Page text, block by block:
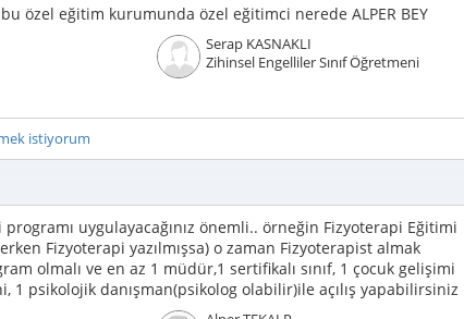
özel eğitim kurumunda özel eğitimci nerede ALPER BEY
Serap KASNAKLI
Zihinsel Engelliler Sınıf Öğretmeni
istiyorum
programı uygulayacağınız önemli.. örneğin Fizyoterapi Eğitimi
Fizyoterapi yazılmışsa) o zaman Fizyoterapist almak
olmalı ve en az 1 müdür,1 sertifikalı sınıf, 1 çocuk gelişimi
1 psikolojik danışman(psikolog olabilir)ile açılış yapabilirsiniz